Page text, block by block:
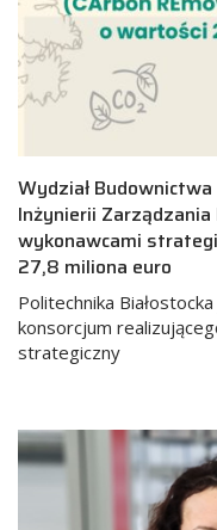
Wydział
Inżynierii
wykonawcami
27,8 miliona euro
Politechnika
konsorcjum
strategiczny